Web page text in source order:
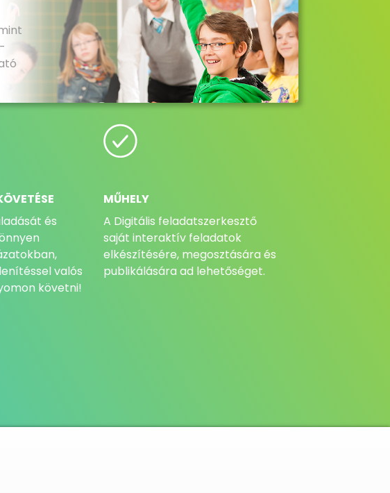
és
valós
követni!
MŰHELY
A Digitális feladatszerkesztő
saját interaktív feladatok
elkészítésére, megosztására és
publikálására ad lehetőséget.